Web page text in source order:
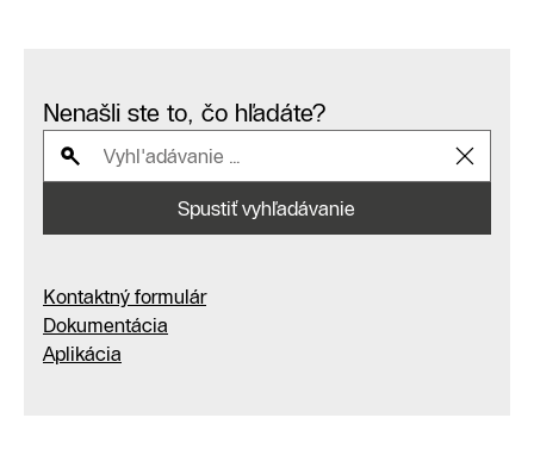
Nenašli ste to, čo hľadáte?
Spustiť vyhľadávanie
Kontaktný formulár
Dokumentácia
Aplikácia